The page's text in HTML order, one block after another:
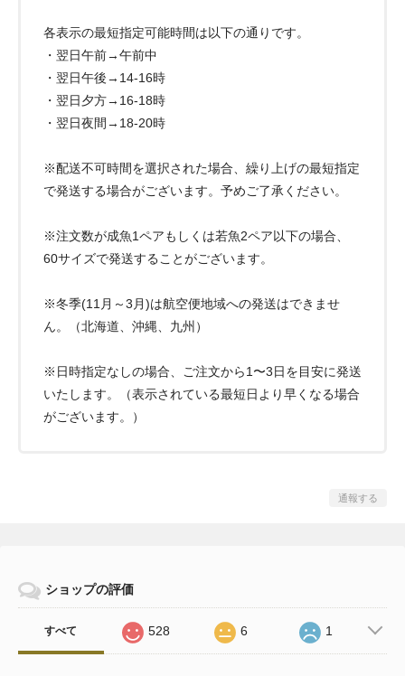
各表示の最短指定可能時間は以下の通りです。
・翌日午前→午前中
・翌日午後→14-16時
・翌日夕方→16-18時
・翌日夜間→18-20時
※配送不可時間を選択された場合、繰り上げの最短指定
で発送する場合がございます。予めご了承ください。
※注文数が成魚1ペアもしくは若魚2ペア以下の場合、
60サイズで発送することがございます。
※冬季(11月～3月)は航空便地域への発送はできませ
ん。（北海道、沖縄、九州）
※日時指定なしの場合、ご注文から1〜3日を目安に発送
いたします。（表示されている最短日より早くなる場合
がございます。）
通報する
ショップの評価
すべて 528 6 1